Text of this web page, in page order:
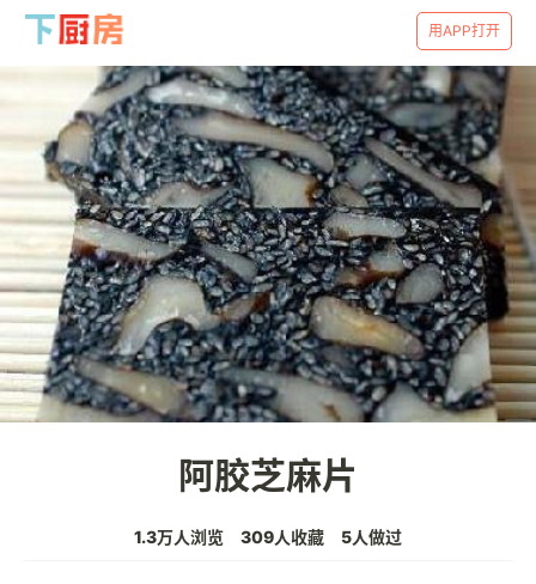
用APP打开
阿胶芝麻片
1.3万人浏览 309人收藏 5人做过